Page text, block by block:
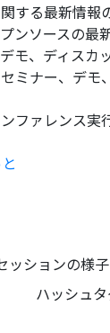
する最新情報
ンソースの最
モ、ディスカ
ミナー、デ
ファレンス実
ッションの様
ハッシュ